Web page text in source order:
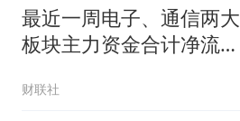
最近一周电子、通信两大
板块主力资金合计净流入
财联社